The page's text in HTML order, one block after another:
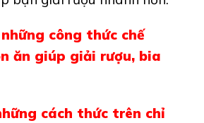
công thức chế
ăn giúp giải rượu, bia
cách thức trên chỉ